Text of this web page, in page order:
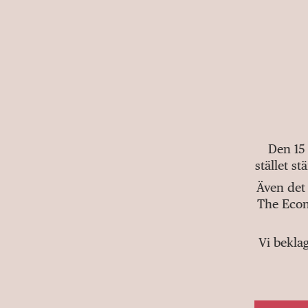
Den
stället
Även
The
Vi